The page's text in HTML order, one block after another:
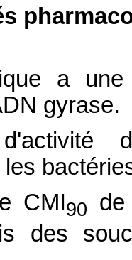
a
gyrase.
CMI90
des